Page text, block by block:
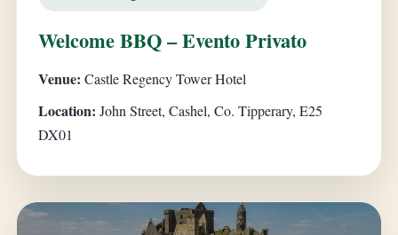
Welcome BBQ – Evento Privato
Venue: Castle Regency Tower Hotel
Location: John Street, Cashel, Co. Tipperary, E25
DX01